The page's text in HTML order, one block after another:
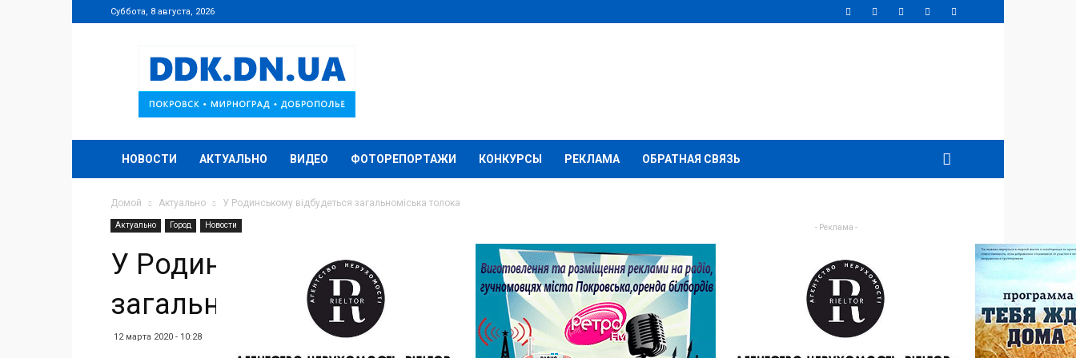
Суббота, 8 августа, 2026
DDK.DN.UA
НОВОСТИ АКТУАЛЬНО ВИДЕО ФОТОРЕПОРТАЖИ КОНКУРСЫ РЕКЛАМА ОБРАТНАЯ СВЯЗЬ
Домой Актуально У Родинському відбудеться загальноміська толока
Актуально Город Новости
У Родинському відбудеться
загальноміська толока
12 марта 2020 - 10:28
- Реклама -